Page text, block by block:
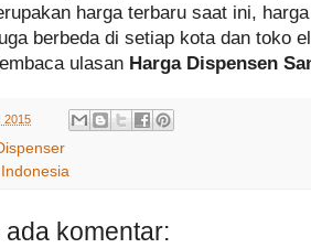
harga terbaru saat ini,
berbeda di setiap kota dan toko
ulasan Harga Dispensen
2015
Indonesia
ada komentar: